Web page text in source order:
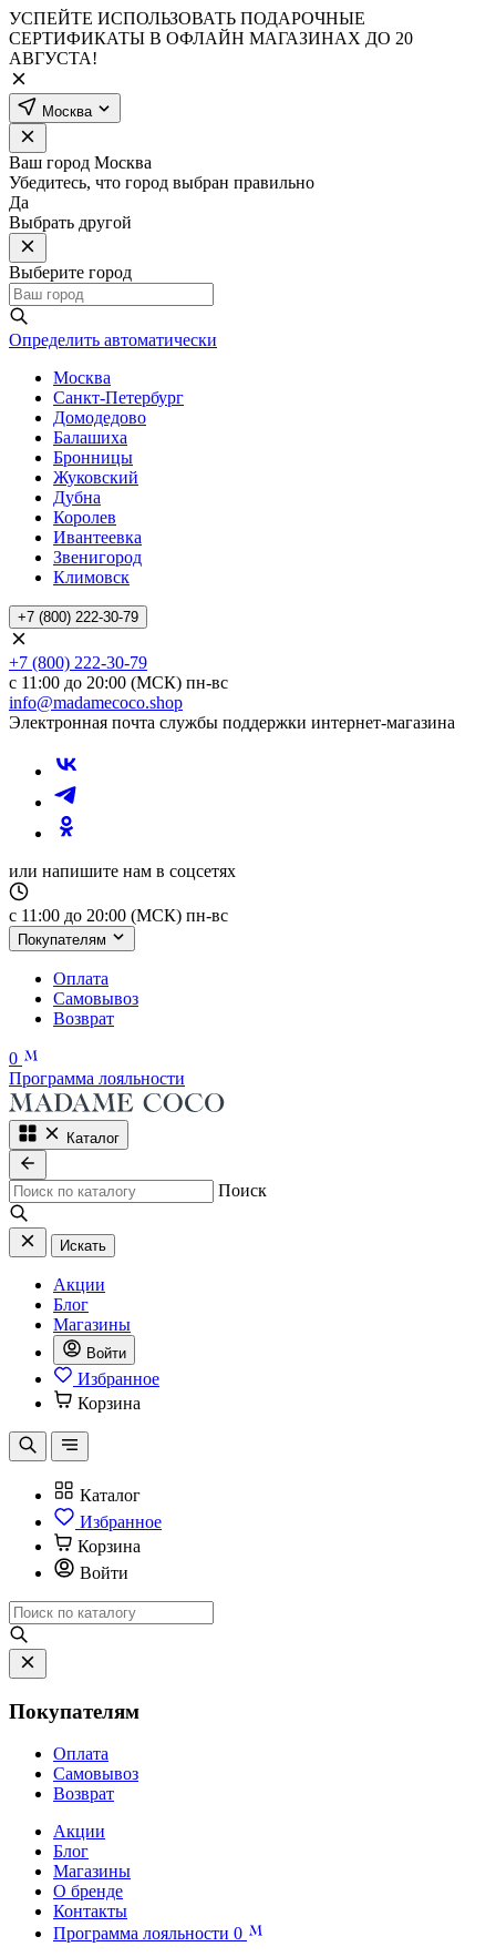
УСПЕЙТЕ ИСПОЛЬЗОВАТЬ ПОДАРОЧНЫЕ
СЕРТИФИКАТЫ В ОФЛАЙН МАГАЗИНАХ ДО 20
АВГУСТА!
Москва
Ваш город Москва
Убедитесь, что город выбран правильно
Да
Выбрать другой
Выберите город
Определить автоматически
Москва
Санкт-Петербург
Домодедово
Балашиха
Бронницы
Жуковский
Дубна
Королев
Ивантеевка
Звенигород
Климовск
+7 (800) 222-30-79
+7 (800) 222-30-79
с 11:00 до 20:00 (МСК) пн-вс
info@madamecoco.shop
Электронная почта службы поддержки интернет-магазина
или напишите нам в соцсетях
с 11:00 до 20:00 (МСК) пн-вс
Покупателям
Оплата
Самовывоз
Возврат
0
Программа лояльности
Каталог
Поиск
Искать
Акции
Блог
Магазины
Войти
Избранное
Корзина
Каталог
Избранное
Корзина
Войти
Покупателям
Оплата
Самовывоз
Возврат
Акции
Блог
Магазины
О бренде
Контакты
Программа лояльности 0